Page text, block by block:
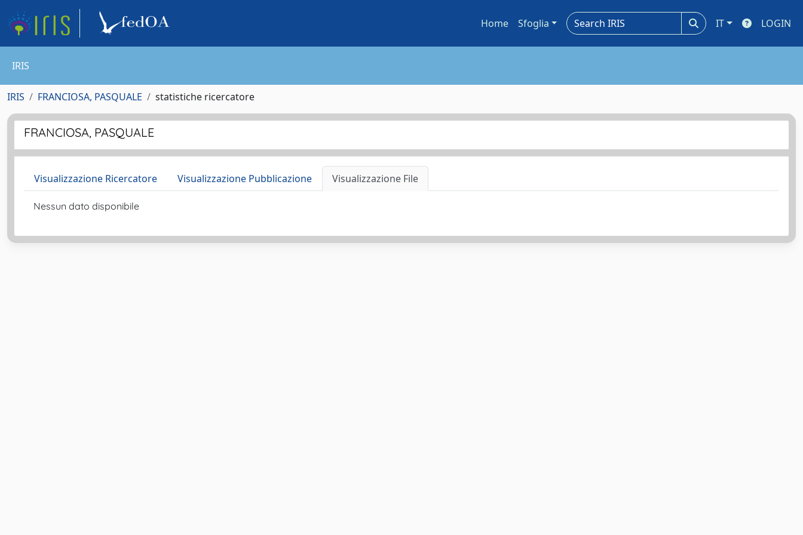
Home Sfoglia IT LOGIN
IRIS
IRIS FRANCIOSA, PASQUALE statistiche ricercatore
FRANCIOSA, PASQUALE
Visualizzazione Ricercatore Visualizzazione Pubblicazione Visualizzazione File
Nessun dato disponibile